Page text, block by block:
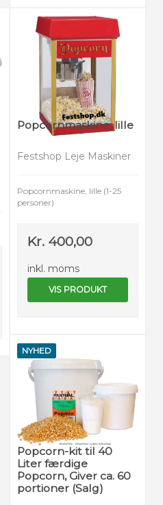
Popcornmaskine, lille
Festshop Leje Maskiner
Popcornmaskine, lille (1-25
personer)
Kr. 400,00
inkl. moms
VIS PRODUKT
NYHED
Popcorn-kit til 40
Liter færdige
Popcorn, Giver ca. 60
portioner (Salg)